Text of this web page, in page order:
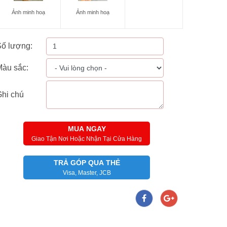
Ảnh minh hoạ Ảnh minh hoạ
lượng:
sắc:
chú
MUA NGAY
Giao Tận Nơi Hoặc Nhận Tại Cửa Hàng
TRẢ GÓP QUA THẺ
Visa, Master, JCB